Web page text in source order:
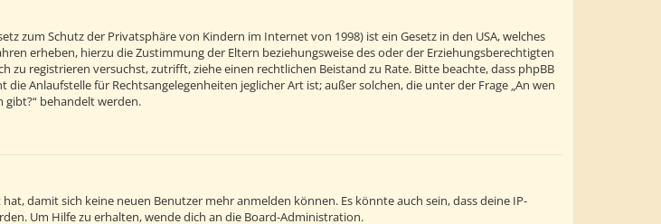
zum Schutz der Privatsphäre von Kindern im Internet von 1998) ist ein Gesetz in den USA, welches
erheben, hierzu die Zustimmung der Eltern beziehungsweise des oder der Erziehungsberechtigten
registrieren versuchst, zutrifft, ziehe einen rechtlichen Beistand zu Rate. Bitte beachte, dass phpBB
Anlaufstelle für Rechtsangelegenheiten jeglicher Art ist; außer solchen, die unter der Frage „An wen
gibt?“ behandelt werden.
damit sich keine neuen Benutzer mehr anmelden können. Es könnte auch sein, dass deine IP-
Um Hilfe zu erhalten, wende dich an die Board-Administration.